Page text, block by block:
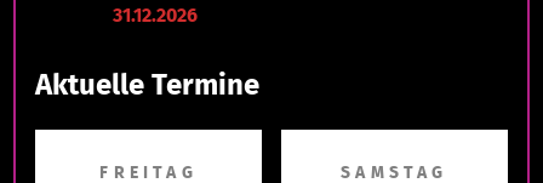
31.12.2026
Aktuelle Termine
FREITAG SAMSTAG